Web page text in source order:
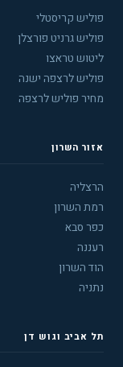
פוליש קריסטלי
פוליש גרניט פורצלן
ליטוש טראצו
פוליש לרצפה ישנה
מחיר פוליש לרצפה
אזור השרון
הרצליה
רמת השרון
כפר סבא
רעננה
הוד השרון
נתניה
תל אביב וגוש דן